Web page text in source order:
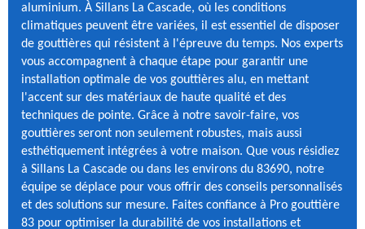
aluminium. À Sillans La Cascade, où les conditions
climatiques peuvent être variées, il est essentiel de disposer
de gouttières qui résistent à l'épreuve du temps. Nos experts
vous accompagnent à chaque étape pour garantir une
installation optimale de vos gouttières alu, en mettant
l'accent sur des matériaux de haute qualité et des
techniques de pointe. Grâce à notre savoir-faire, vos
gouttières seront non seulement robustes, mais aussi
esthétiquement intégrées à votre maison. Que vous résidiez
à Sillans La Cascade ou dans les environs du 83690, notre
équipe se déplace pour vous offrir des conseils personnalisés
et des solutions sur mesure. Faites confiance à Pro gouttière
83 pour optimiser la durabilité de vos installations et